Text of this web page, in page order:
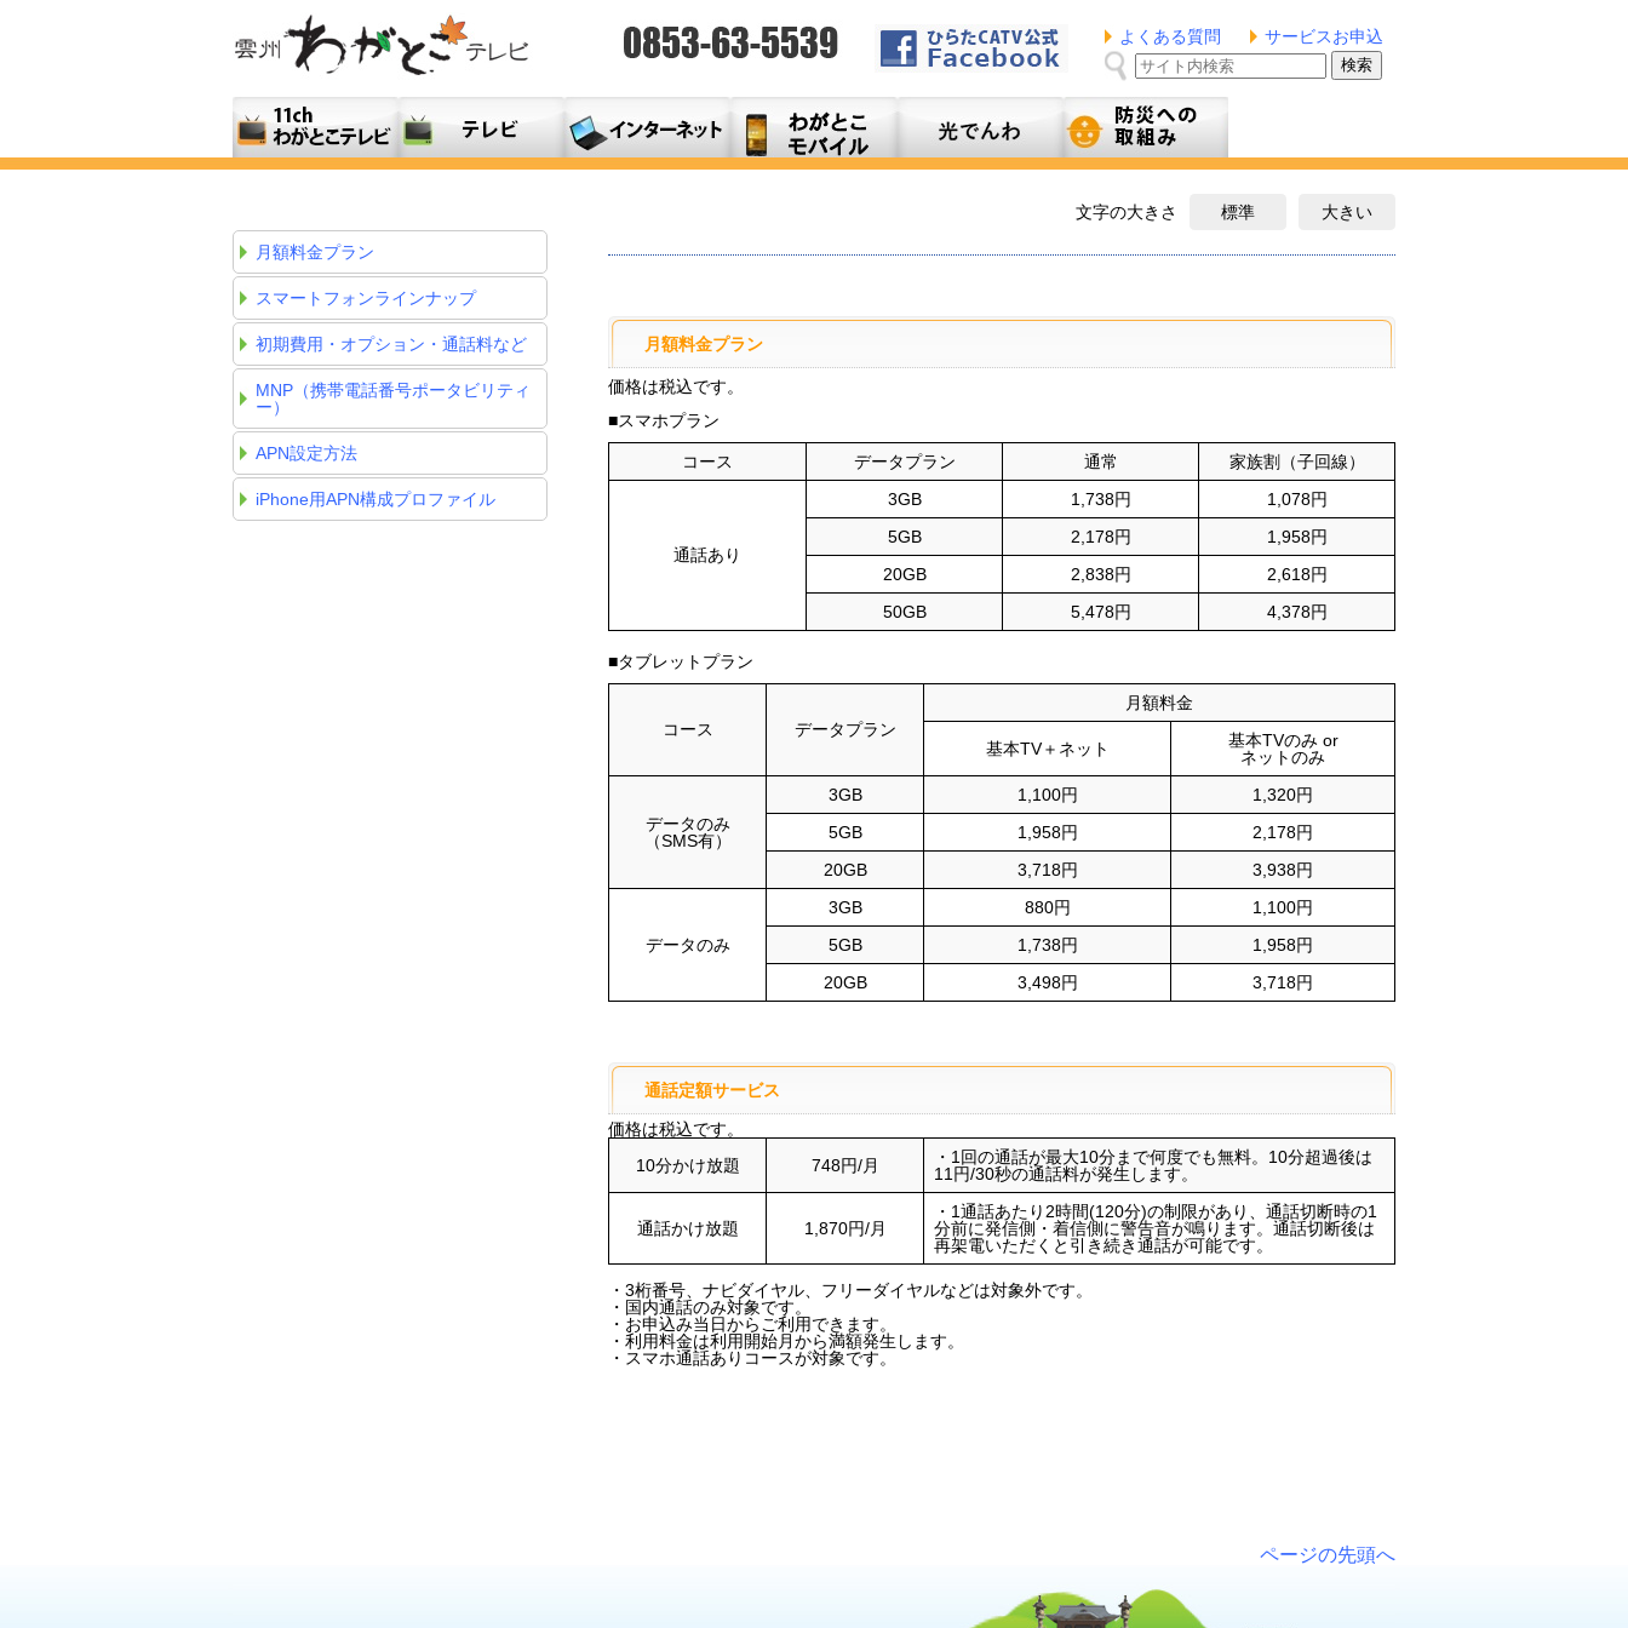
よくある質問
サービスお申込
み
文字の大きさ 標準 大きい
月額料金プラン
価格は税込です。
■スマホプラン
コース データプラン 通常 家族割（子回線）
通話あり
3GB 1,738円
1,078円
5GB
2,178円
1,958円
20GB
2,838円
2,618円
50GB
5,478円 4,378円
■タブレットプラン
コース データプラン
月額料金
基本TV＋ネット
基本TVのみ or
ネットのみ
データのみ
（SMS有）
3GB 1,100円
1,320円
5GB
1,958円
2,178円
20GB
3,718円 3,938円
データのみ
3GB 880円
1,100円
5GB
1,738円
1,958円
20GB
3,498円 3,718円
通話定額サービス
価格は税込です。
10分かけ放題
748円/月
・1回の通話が最大10分まで何度でも無料。10分超過後は
11円/30秒の通話料が発生します。
通話かけ放題 1,870円/月
・1通話あたり2時間(120分)の制限があり、通話切断時の1
分前に発信側・着信側に警告音が鳴ります。通話切断後は
再架電いただくと引き続き通話が可能です。
・3桁番号、ナビダイヤル、フリーダイヤルなどは対象外です。
・国内通話のみ対象です。
・お申込み当日からご利用できます。
・利用料金は利用開始月から満額発生します。
・スマホ通話ありコースが対象です。
月額料金プラン
スマートフォンラインナップ
初期費用・オプション・通話料など
MNP（携帯電話番号ポータビリティ
ー）
APN設定方法
iPhone用APN構成プロファイル
ページの先頭へ